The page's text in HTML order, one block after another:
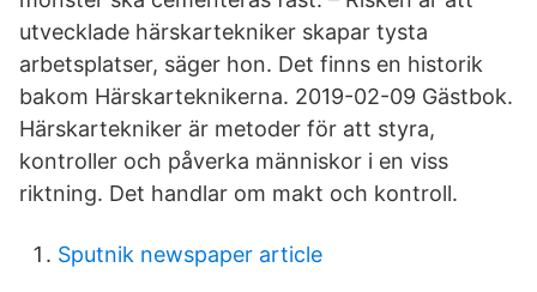
utvecklade härskartekniker skapar tysta
arbetsplatser, säger hon. Det finns en historik
bakom Härskarteknikerna. 2019-02-09 Gästbok.
Härskartekniker är metoder för att styra,
kontroller och påverka människor i en viss
riktning. Det handlar om makt och kontroll.
Sputnik newspaper article